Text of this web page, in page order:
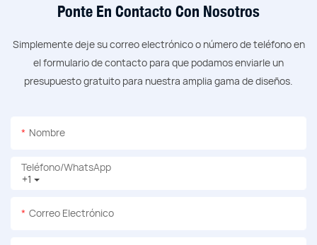
Ponte En Contacto Con Nosotros
Simplemente deje su correo electrónico o número de teléfono en
el formulario de contacto para que podamos enviarle un
presupuesto gratuito para nuestra amplia gama de diseños.
Nombre
+1
Teléfono/WhatsApp
Correo Electrónico